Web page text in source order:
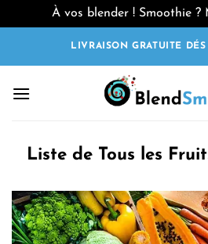
À vos blender ! Smoothie ?
LIVRAISON GRATUITE
Liste de Tous les